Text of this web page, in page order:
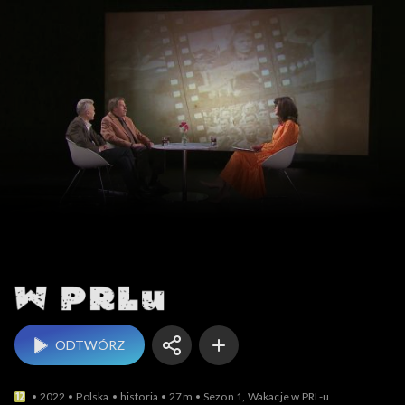
W PRL-u
ODTWÓRZ
2022 Polska historia 27m Sezon 1, Wakacje w PRL-u